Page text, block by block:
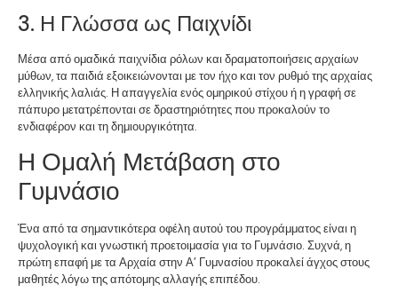
3. Η Γλώσσα ως Παιχνίδι
Μέσα από ομαδικά παιχνίδια ρόλων και δραματοποιήσεις αρχαίων
μύθων, τα παιδιά εξοικειώνονται με τον ήχο και τον ρυθμό της αρχαίας
ελληνικής λαλιάς. Η απαγγελία ενός ομηρικού στίχου ή η γραφή σε
πάπυρο μετατρέπονται σε δραστηριότητες που προκαλούν το
ενδιαφέρον και τη δημιουργικότητα.
Η Ομαλή Μετάβαση στο
Γυμνάσιο
Ένα από τα σημαντικότερα οφέλη αυτού του προγράμματος είναι η
ψυχολογική και γνωστική προετοιμασία για το Γυμνάσιο. Συχνά, η
πρώτη επαφή με τα Αρχαία στην Α’ Γυμνασίου προκαλεί άγχος στους
μαθητές λόγω της απότομης αλλαγής επιπέδου.